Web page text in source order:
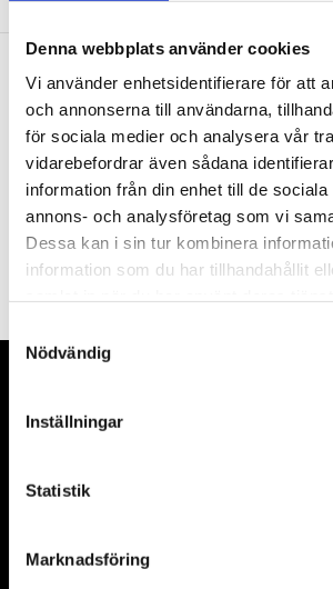
Denna webbplats använder cookies
Vi använder enhetsidentifierare för att
och annonserna till användarna,
för sociala medier och analysera vår
vidarebefordrar även sådana
information från din enhet till de sociala
annons- och analysföretag som vi
Dessa kan i sin tur kombinera
information som du har tillhandahållit
Nödvändig
Inställningar
Statistik
Marknadsföring
Nyhetsbrev
PRENUMERERA
Dina personuppgifter behandlas i enlighet med
Våra främsta leverantörer är KS Tools
& däckmaskiner och Master
gärna om vad som helst då vi gör vårt